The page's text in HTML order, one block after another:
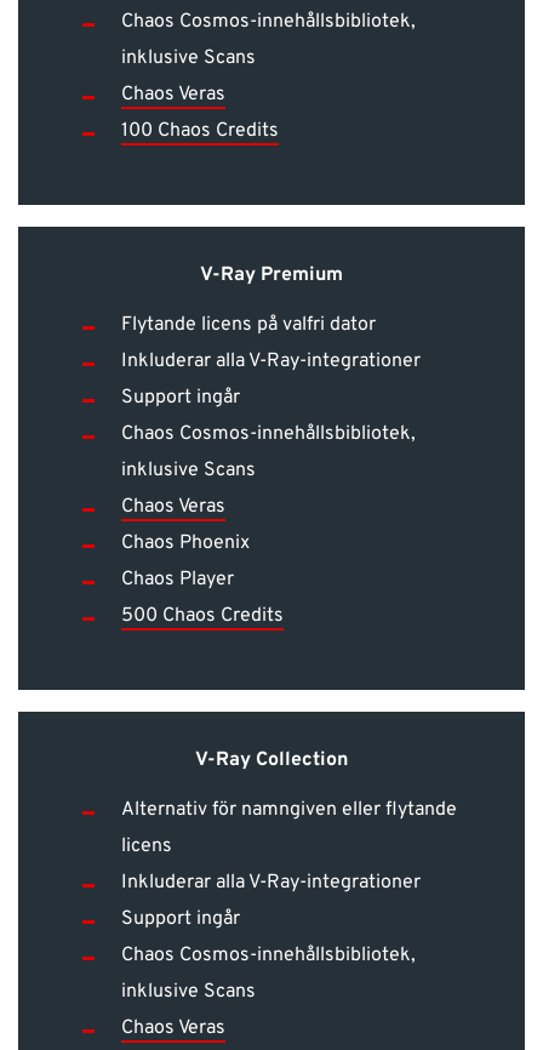
Chaos Cosmos-innehållsbibliotek,
inklusive Scans
Chaos Veras
100 Chaos Credits
V-Ray Premium
Flytande licens på valfri dator
Inkluderar alla V-Ray-integrationer
Support ingår
Chaos Cosmos-innehållsbibliotek,
inklusive Scans
Chaos Veras
Chaos Phoenix
Chaos Player
500 Chaos Credits
V-Ray Collection
Alternativ för namngiven eller flytande
licens
Inkluderar alla V-Ray-integrationer
Support ingår
Chaos Cosmos-innehållsbibliotek,
inklusive Scans
Chaos Veras